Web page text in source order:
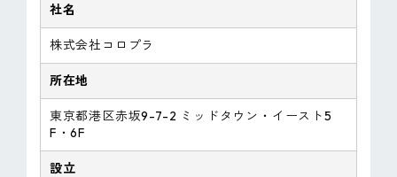
社名
株式会社コロプラ
所在地
東京都港区赤坂9-7-2 ミッドタウン・イースト5
F・6F
設立